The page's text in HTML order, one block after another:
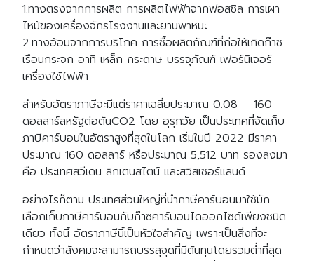
1.ทางตรงจากการผลิต การผลิตไฟฟ้าจากฟอสซิล การเผา
ไหม้ของเครื่องจักรโรงงานและยานพาหนะ
2.ทางอ้อมจากการบริโภค การซื้อผลิตภัณฑ์ที่ก่อให้เกิดก๊าซ
เรือนกระจก อาทิ เหล็ก กระดาษ บรรจุภัณฑ์ เฟอร์นิเจอร์
เครื่องใช้ไฟฟ้า
สำหรับอัตราภาษีจะมีแต่ราคาเฉลี่ยประมาณ 0.08 – 160
ดอลลาร์สหรัฐต่อตันCO2 โดย อุรุกวัย เป็นประเทศที่จัดเก็บ
ภาษีคาร์บอนในอัตราสูงที่สุดในโลก เริ่มในปี 2022 มีราคา
ประมาณ 160 ดอลลาร์ หรือประมาณ 5,512 บาท รองลงมา
คือ ประเทศสวีเดน ลิกเตนสไตน์ และสวิสเซอร์แลนด์
อย่างไรก็ตาม ประเทศส่วนใหญ่ที่นำภาษีคาร์บอนมาใช้มัก
เลือกเก็บภาษีคาร์บอนกับก๊าซคาร์บอนไดออกไซด์เพียงชนิด
เดียว ทั้งนี้ อัตราภาษีนี้เป็นหัวใจสำคัญ เพราะเป็นสิ่งที่จะ
กำหนดว่าสังคมจะสามารถบรรลุจุดที่มีต้นทุนโดยรวมต่ำที่สุด